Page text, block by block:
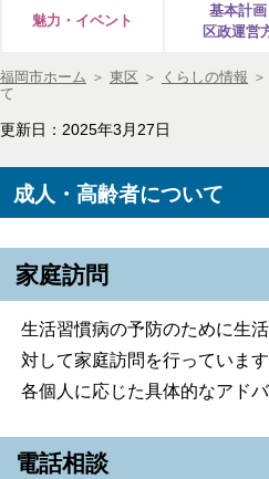
魅力・イベント
基本計画
区政運営
福岡市ホーム ＞ 東区 ＞ くらしの情報 ＞
て
更新日：2025年3月27日
成人・高齢者について
家庭訪問
生活習慣病の予防のために生
対して家庭訪問を行っています
各個人に応じた具体的なアド
電話相談